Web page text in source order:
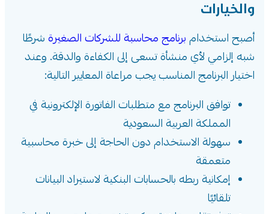
والخيارات
أصبح استخدام برنامج محاسبة للشركات الصغيرة شرطًا
شبه إلزامي لأي منشأة تسعى إلى الكفاءة والدقة. وعند
اختيار البرنامج المناسب يجب مراعاة المعايير التالية:
توافق البرنامج مع متطلبات الفاتورة الإلكترونية في
المملكة العربية السعودية
سهولة الاستخدام دون الحاجة إلى خبرة محاسبية
متعمقة
إمكانية ربطه بالحسابات البنكية لاستيراد البيانات
تلقائيًا